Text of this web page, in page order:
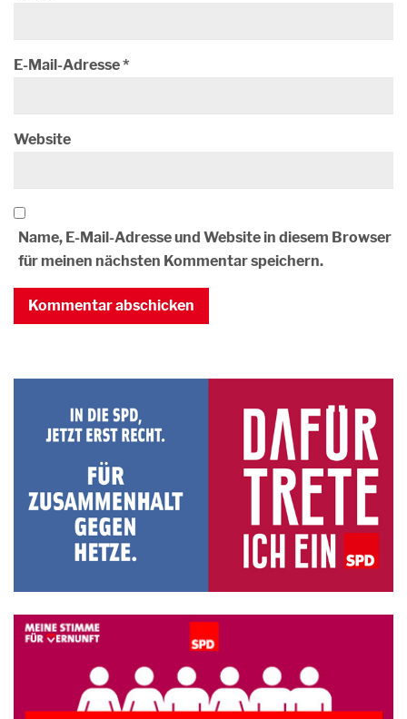
E-Mail-Adresse*
Website
Name, E-Mail-Adresse und Website in diesem Browser
für meinen nächsten Kommentar speichern.